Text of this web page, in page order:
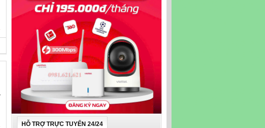
HỖ TRỢ TRỰC TUYẾN 24/24